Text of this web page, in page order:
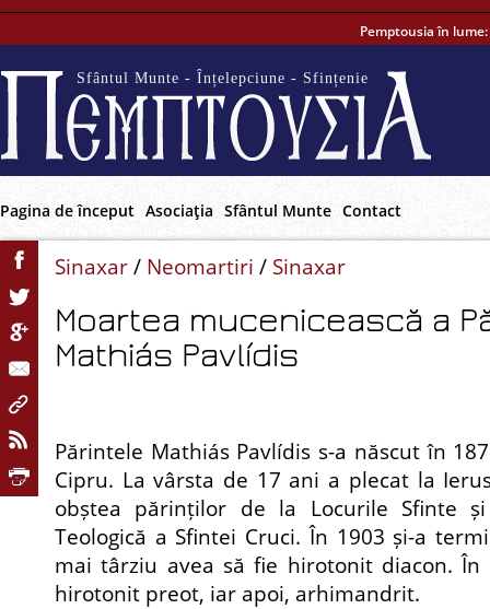
Pemptousia în lume:
Sfântul Munte - Înțelepciune - Sfințenie
Pagina de început Asociaţia Sfântul Munte Contact
Sinaxar/ Neomartiri / Sinaxar
Moartea mucenicească a
Mathiás Pavlídis
Părintele Mathiás Pavlídis s-a născut în
Cipru. La vârsta de 17 ani a plecat la
obștea părinților de la Locurile Sfinte
Teologică a Sfintei Cruci. În 1903 și-a
mai târziu avea să fie hirotonit diacon. În
hirotonit preot, iar apoi, arhimandrit.